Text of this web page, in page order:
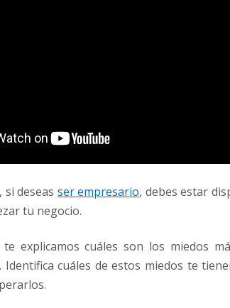
si deseas ser empresario, debes estar
tu negocio.
te explicamos cuáles son los miedos
Identifica cuáles de estos miedos te